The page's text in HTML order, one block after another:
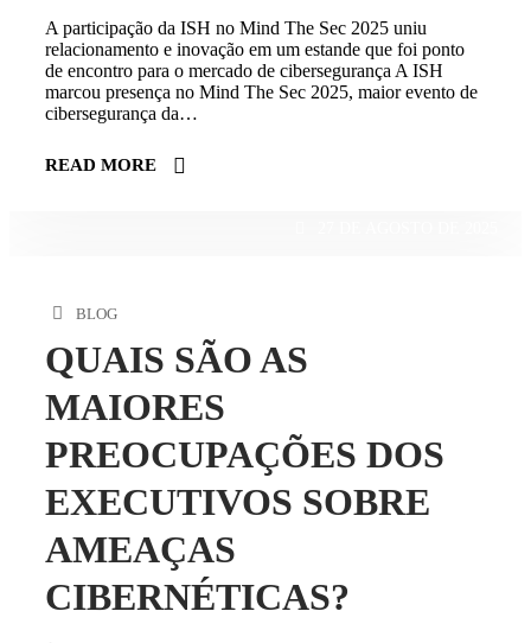
A participação da ISH no Mind The Sec 2025 uniu
relacionamento e inovação em um estande que foi ponto
de encontro para o mercado de cibersegurança A ISH
marcou presença no Mind The Sec 2025, maior evento de
cibersegurança da…
READ MORE
BLOG
QUAIS SÃO AS
MAIORES
PREOCUPAÇÕES DOS
EXECUTIVOS SOBRE
AMEAÇAS
CIBERNÉTICAS?